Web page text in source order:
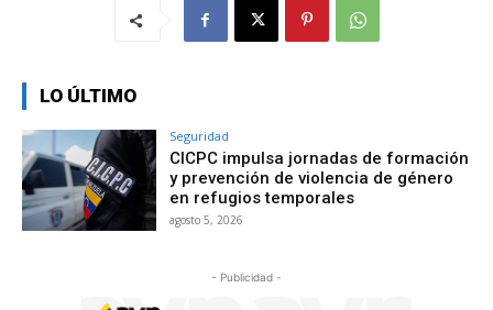
LO ÚLTIMO
Seguridad
CICPC impulsa jornadas de formación
y prevención de violencia de género
en refugios temporales
agosto 5, 2026
- Publicidad -